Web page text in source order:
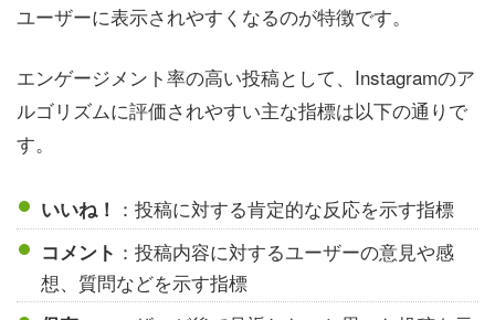
ユーザーに表示されやすくなるのが特徴です。
エンゲージメント率の高い投稿として、Instagramのア
ルゴリズムに評価されやすい主な指標は以下の通りで
す。
いいね！ ：投稿に対する肯定的な反応を示す指標
コメント ：投稿内容に対するユーザーの意見や感
想、質問などを示す指標